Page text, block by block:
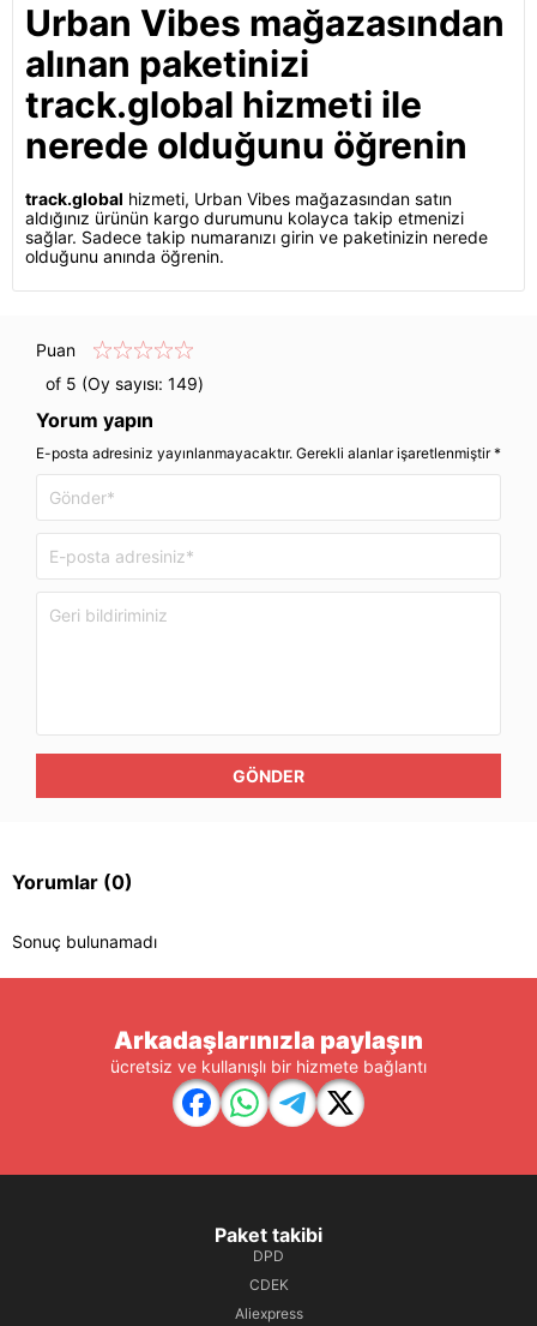
Urban Vibes mağazasından
alınan paketinizi
track.global hizmeti ile
nerede olduğunu öğrenin
track.global hizmeti, Urban Vibes mağazasından satın
aldığınız ürünün kargo durumunu kolayca takip etmenizi
sağlar. Sadece takip numaranızı girin ve paketinizin nerede
olduğunu anında öğrenin.
Puan
of 5 (Oy sayısı: 149)
Yorum yapın
E-posta adresiniz yayınlanmayacaktır. Gerekli alanlar işaretlenmiştir *
GÖNDER
Yorumlar (0)
Sonuç bulunamadı
Arkadaşlarınızla paylaşın
ücretsiz ve kullanışlı bir hizmete bağlantı
Paket takibi
DPD
CDEK
Aliexpress